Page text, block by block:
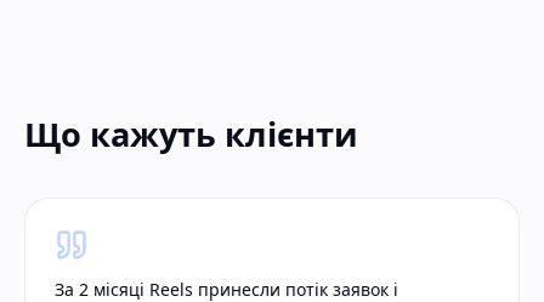
Що кажуть клієнти
За 2 місяці Reels принесли потік заявок і